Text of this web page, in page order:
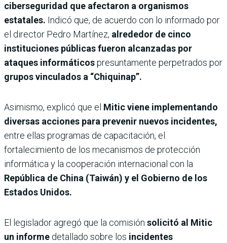
ciberseguridad que afectaron a organismos
estatales. Indicó que, de acuerdo con lo informado por
el director Pedro Martínez, alrededor de cinco
instituciones públicas fueron alcanzadas por
ataques informáticospresuntamente perpetrados por
grupos vinculados a “Chiquinap”.
Asimismo, explicó que el Mitic viene implementando
diversas acciones para prevenir nuevos incidentes,
entre ellas programas de capacitación, el
fortalecimiento de los mecanismos de protección
informática y la cooperación internacional con la
República de China (Taiwán) y el Gobierno de los
Estados Unidos.
El legislador agregó que la comisión solicitó al Mitic
un informe detallado sobre los incidentes